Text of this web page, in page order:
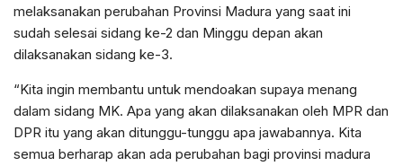
melaksanakan perubahan Provinsi Madura yang saat ini
sudah selesai sidang ke-2 dan Minggu depan akan
dilaksanakan sidang ke-3.
“Kita ingin membantu untuk mendoakan supaya menang
dalam sidang MK. Apa yang akan dilaksanakan oleh MPR dan
DPR itu yang akan ditunggu-tunggu apa jawabannya. Kita
semua berharap akan ada perubahan bagi provinsi madura